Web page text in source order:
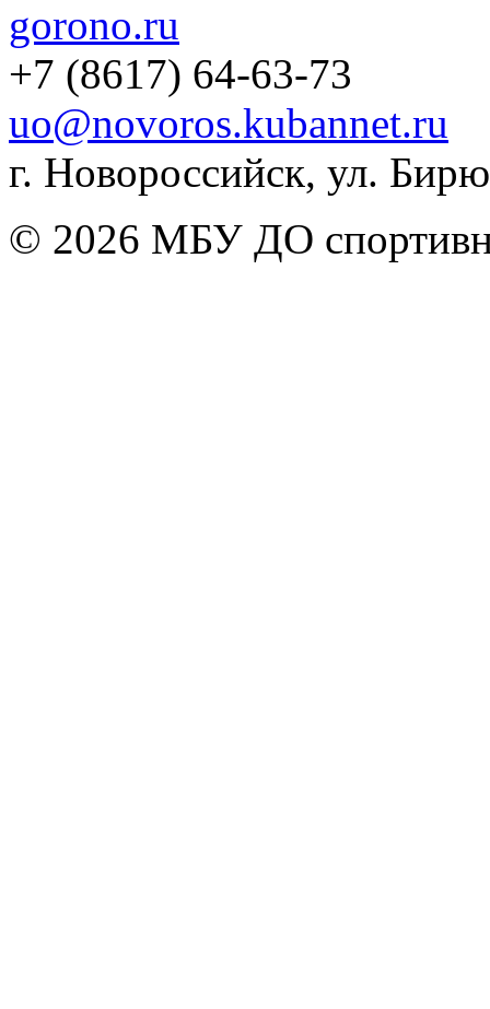
gorono.ru
+7 (8617) 64-63-73
uo@novoros.kubannet.ru
г. Новороссийск, ул.
© 2026 МБУ ДО